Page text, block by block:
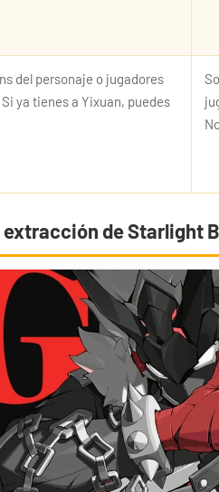
del personaje o jugadores
ya tienes a Yixuan, puedes
de Starlight